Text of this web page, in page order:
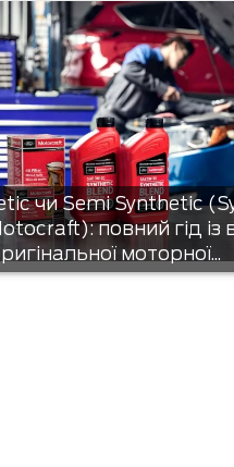
чи Semi Synthetic
повний гід із
моторної...